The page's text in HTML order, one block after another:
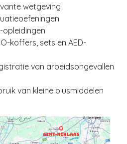
wetgeving
opleidingen
koffers, sets en AED-
van arbeidsongevallen
van kleine blusmiddelen